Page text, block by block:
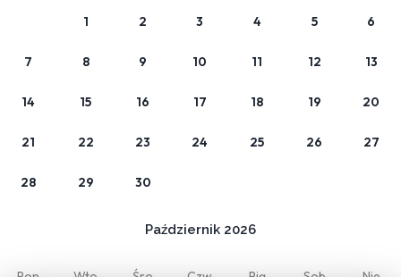
1 2 3 4 5 6
7 8 9 10 11 12 13
14 15 16 17 18 19 20
21 22 23 24 25 26 27
28 29 30
Październik 2026
Regulamin